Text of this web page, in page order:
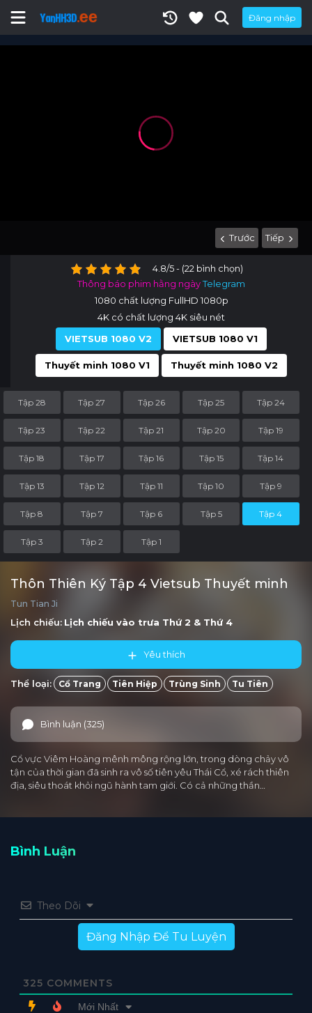
Đăng nhập
Trước Tiếp
4.8/5 - (22 bình chọn)
Thông báo phim hằng ngàyTelegram
1080 chất lượng FullHD 1080p
4K có chất lượng 4K siêu nét
VIETSUB 1080 V2
VIETSUB 1080 V1
Thuyết minh 1080 V1 Thuyết minh 1080 V2
Tập 28 Tập 27 Tập 26 Tập 25 Tập 24
Tập 23 Tập 22 Tập 21 Tập 20 Tập 19
Tập 18 Tập 17 Tập 16 Tập 15 Tập 14
Tập 13 Tập 12 Tập 11 Tập 10 Tập 9
Tập 8 Tập 7 Tập 6 Tập 5 Tập 4
Tập 3 Tập 2 Tập 1
Thôn Thiên Ký Tập 4 Vietsub Thuyết minh
Tun Tian Ji
Lịch chiếu: Lịch chiếu vào trưa Thứ 2 & Thứ 4
Yêu thích
Thể loại: Cổ Trang Tiên Hiệp Trùng Sinh Tu Tiên
Bình luận (325)
Cổ vực Viêm Hoàng mênh mông rộng lớn, trong dòng chảy vô
tận của thời gian đã sinh ra vô số tiên yêu Thái Cổ, xé rách thiên
địa, siêu thoát khỏi ngũ hành tam giới. Có cả những thần…
Bình Luận
Theo Dõi
Đăng Nhập Để Tu Luyện
325 COMMENTS
Mới Nhất